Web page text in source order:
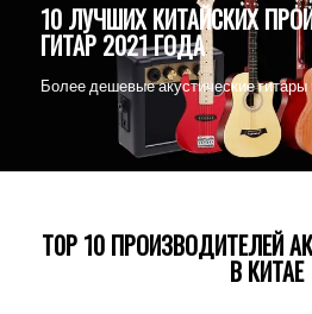
10 ЛУЧШИХ КИТАЙСКИХ
ГИТАР 2021 ГОДА
Более дешевые акустические гитары
T0P 10 ПРОИЗВОДИТЕЛЕЙ
В КИТАЕ